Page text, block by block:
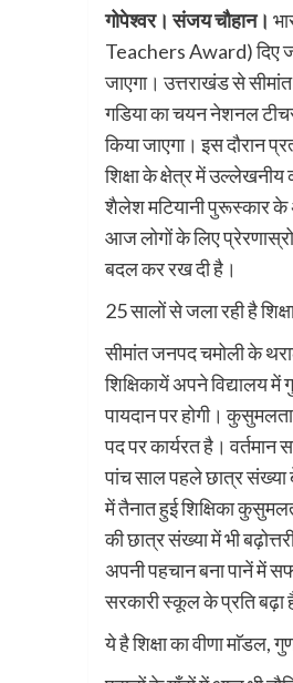
गोपेश्वर। संजय चौहान।
Teachers Award) दिए
जाएगा। उत्तराखंड से
गडिया का चयन नेशनल
किया जाएगा। इस दौरान
शिक्षा के क्षेत्र में
शैलेश मटियानी पुरूस्कार के
आज लोगों के लिए
बदल कर रख दी है।
25 सालों से जला रही है
सीमांत जनपद चमोली के
शिक्षिकायें अपने विद्यालय
पायदान पर होगी।
पद पर कार्यरत है।
पांच साल पहले छात्र संख्या
में तैनात हुई शिक्षिका
की छात्र संख्या में भी
अपनी पहचान बना पानें में
सरकारी स्कूल के प्रति बढ़ा
ये है शिक्षा का वीणा माॅडल,